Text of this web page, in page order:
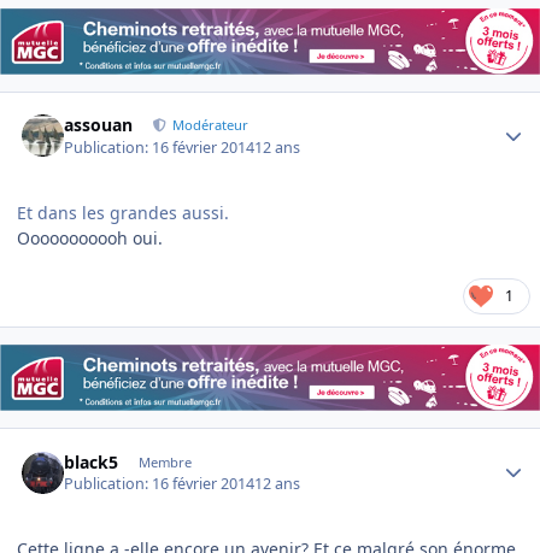
assouan Modérateur
Publication: 16 février 201412 ans
Et dans les grandes aussi.
Ooooooooooh oui.
1
black5 Membre
Publication: 16 février 201412 ans